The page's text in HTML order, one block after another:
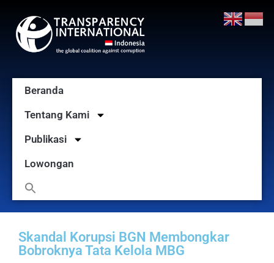
Beranda
Tentang Kami
Publikasi
Lowongan
Skandal Korupsi BGN Membongkar
Bobroknya Tata Kelola MBG